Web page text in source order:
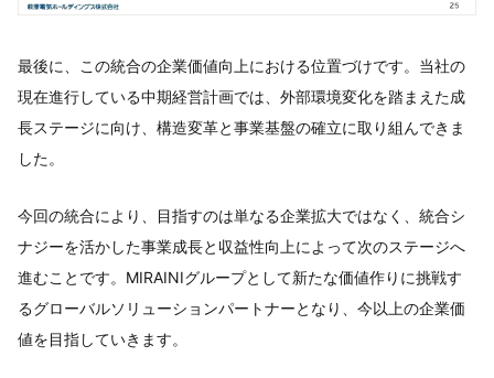
最後に、この統合の企業価値向上における位置づけです。当社の
現在進行している中期経営計画では、外部環境変化を踏まえた成
長ステージに向け、構造変革と事業基盤の確立に取り組んできま
した。
今回の統合により、目指すのは単なる企業拡大ではなく、統合シ
ナジーを活かした事業成長と収益性向上によって次のステージへ
進むことです。MIRAINIグループとして新たな価値作りに挑戦す
るグローバルソリューションパートナーとなり、今以上の企業価
値を目指していきます。